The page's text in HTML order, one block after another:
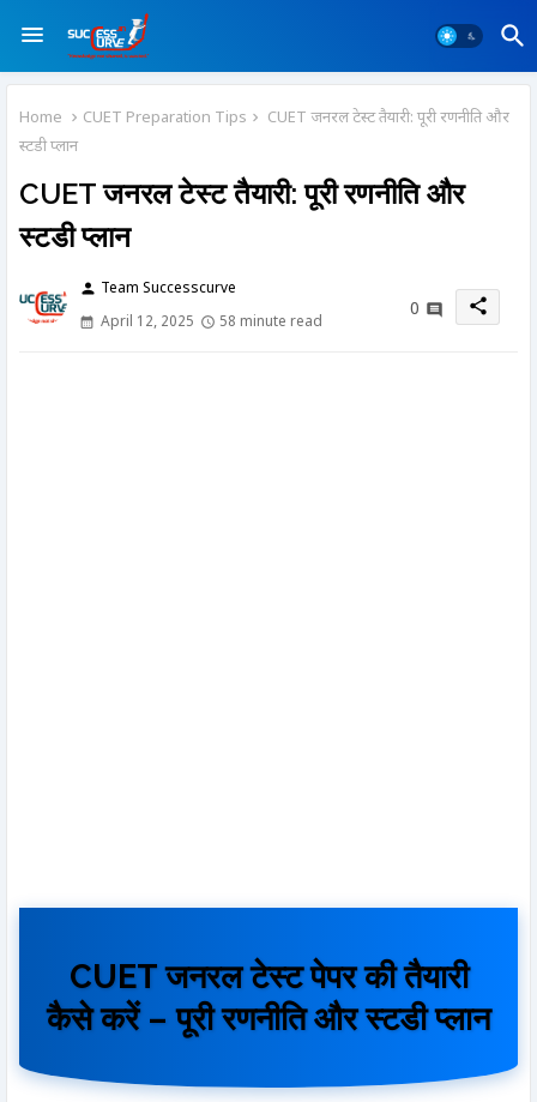
Home CUET Preparation Tips
CUET जनरल टेस्ट तैयारी: पूरी रणनीति और
स्टडी प्लान
CUET जनरल टेस्ट तैयारी: पूरी रणनीति और
स्टडी प्लान
person Team Successcurve
April 12, 2025
58 minute read
0 share
CUET जनरल टेस्ट पेपर की तैयारी
कैसे करें – पूरी रणनीति और स्टडी प्लान